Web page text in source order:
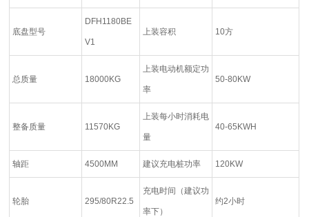
底盘型号
DFH1180BE
V1
上装容积 10方
总质量 18000KG
上装电动机额定功
率
50-80KW
整备质量 11570KG
上装每小时消耗电
量
40-65KWH
轴距 4500MM 建议充电桩功率 120KW
轮胎 295/80R22.5
充电时间（建议功
率下）
约2小时